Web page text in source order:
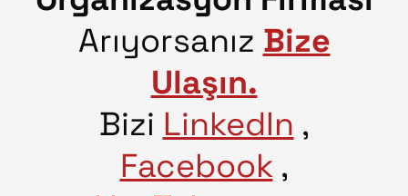
Arıyorsanız Bize
Ulaşın.
Bizi LinkedIn ,
Facebook,